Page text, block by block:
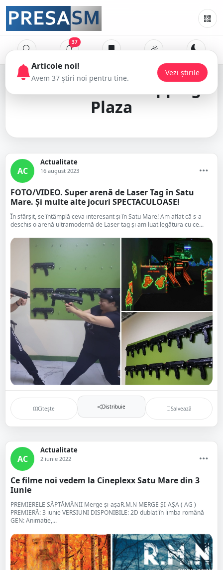
37
Satu Mare Shopping
Plaza
AC
Actualitate
16 august 2023
FOTO/VIDEO. Super arenă de Laser Tag în Satu
Mare. Și multe alte jocuri SPECTACULOASE!
În sfârșit, se întâmplă ceva interesant și în Satu Mare! Am aflat că s-a
deschis o arenă ultramodernă de Laser tag și am luat legătura cu ce...
Citește Distribuie Salvează
AC
Actualitate
2 iunie 2022
Ce filme noi vedem la Cineplexx Satu Mare din 3
Iunie
PREMIERELE SĂPTĂMÂNII Merge și-așaR.M.N MERGE ȘI-AȘA ( AG )
PREMIERĂ: 3 iunie VERSIUNI DISPONIBILE: 2D dublat în limba română
GEN: Animatie,...